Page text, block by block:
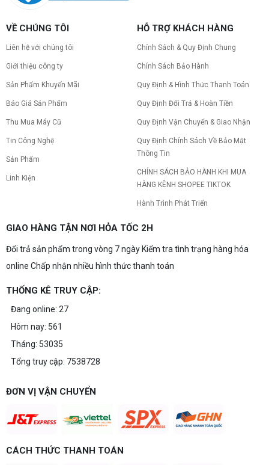
VỀ CHÚNG TÔI
Liên hệ với chúng tôi
Giới thiệu công ty
Sản Phẩm Khuyến Mãi
Báo Giá Sản Phẩm
Thu Mua Máy Cũ
Tin Công Nghệ
Sản Phẩm
Linh Kiện
HỖ TRỢ KHÁCH HÀNG
Chính Sách & Quy Định Chung
Chính Sách Bảo Hành
Quy Định & Hình Thức Thanh Toán
Quy Định Đổi Trả & Hoàn Tiền
Quy Định Vận Chuyển & Giao Nhận
Quy Định Chính Sách Về Bảo Mật
Thông Tin
CHÍNH SÁCH BẢO HÀNH KHI MUA
HÀNG KÊNH SHOPEE TIKTOK
Hành Trình Phát Triển
GIAO HÀNG TẬN NƠI HỎA TỐC 2H
Đổi trả sản phẩm trong vòng 7 ngày Kiểm tra tình trạng hàng hóa
online Chấp nhận nhiều hình thức thanh toán
THỐNG KÊ TRUY CẬP:
Đang online: 27
Hôm nay: 561
Tháng: 53035
Tổng truy cập: 7538728
ĐƠN VỊ VẬN CHUYỂN
CÁCH THỨC THANH TOÁN